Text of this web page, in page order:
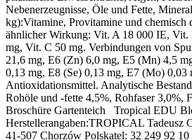
Nebenerzeugnisse, Öle und Fette,
kg):Vitamine, Provitamine und chemisch
ähnlicher Wirkung: Vit. A 18 000 IE,
mg, Vit. C 50 mg. Verbindungen von
21,6 mg, E6 (Zn) 6,0 mg, E5 (Mn) 4,5
0,13 mg, E8 (Se) 0,13 mg, E7 (Mo) 0,03
Antioxidationsmittel. Analytische
Rohöle und -fette 4,5%, Rohfaser
Broschüre Gartenteich Tropical EDU
Herstellerangaben:TROPICAL Tadeusz
41-507 Chorzów Polskatel: 32 249 92